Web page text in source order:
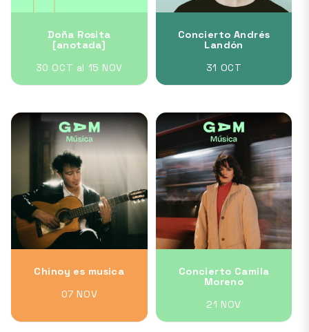
Doña Rosita
[anotada]
30 OCT al 15 NOV
Concierto Andrés
Landón
31 OCT
Chinoy es musica
07 NOV
Concierto Camila
Moreno
21 NOV